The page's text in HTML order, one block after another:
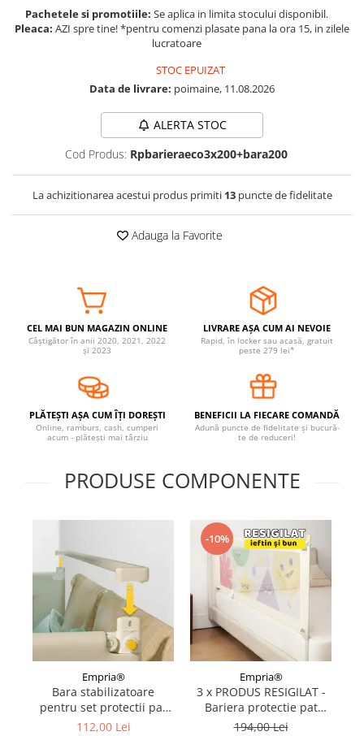
Somnul bebelusului
Carucioare si scaune auto
Igiena si ingrijire bebelusi
Accesorii bebelusi / nou-nascuti
Perne si saltele bebelusi
Diversificare bebelusi
Jucarii copii si jocuri educative
Jucarii dentitie
Jocuri educative
Covorase ortopedice senzoriale
Cuburi magnetice JollyHeap®
Rechizite scolare
Stikere decorative si covoare
Ingrijire adulti
Siguranta animale companie
Carduri Cadou
Propuneri Cadou
Produse Sub 50 Lei
Pachetele si promotiile: Se aplica in limita stocului disponibil.
Pleaca: AZI spre tine! *pentru comenzi plasate pana la ora 15, in zilele
lucratoare
STOC EPUIZAT
Data de livrare: poimaine, 11.08.2026
ALERTA STOC
Cod Produs: Rpbarieraeco3x200+bara200
La achizitionarea acestui produs primiti 13puncte de fidelitate
Adauga la Favorite
CEL MAI BUN MAGAZIN ONLINE
Câștigător în anii 2020, 2021, 2022
și 2023
LIVRARE AȘA CUM AI NEVOIE
Rapid, în locker sau acasă, gratuit
peste 279 lei*
PLĂTEȘTI AȘA CUM ÎȚI DOREȘTI
Online, ramburs, cash, cumperi
acum - plătești mai târziu
BENEFICII LA FIECARE COMANDĂ
Adună puncte de fidelitate și bucură-
te de reduceri!
PRODUSE COMPONENTE
Empria®
Bara stabilizatoare
pentru set protectii pat
BASIC Empria, stabilizator
112,00 Lei
-10%
Empria®
3 x PRODUS RESIGILAT -
Bariera protectie pat
Empria, model BASIC
194,00 Lei